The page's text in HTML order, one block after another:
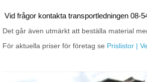
Vid frågor kontakta transportledningen 08-
Det går även utmärkt att beställa material
För aktuella priser för företag se Prislistor |